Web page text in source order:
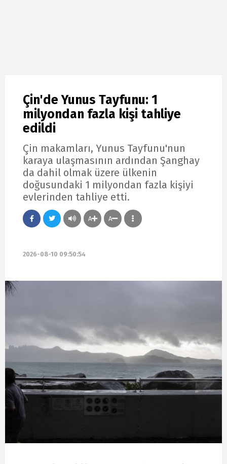
Çin'de Yunus Tayfunu: 1
milyondan fazla kişi tahliye
edildi
Çin makamları, Yunus Tayfunu'nun
karaya ulaşmasının ardından Şanghay
da dahil olmak üzere ülkenin
doğusundaki 1 milyondan fazla kişiyi
evlerinden tahliye etti.
A A
2026-08-10 09:50:54